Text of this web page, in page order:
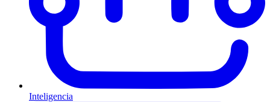
Inteligencia